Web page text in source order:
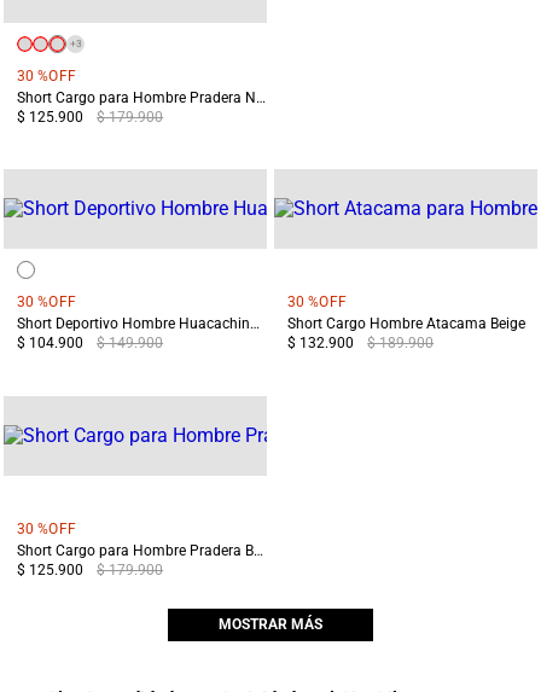
+3
30 %OFF
Short Cargo para Hombre Pradera Negro
$ 125.900
$ 179.900
30 %OFF
Short Deportivo Hombre Huacachina Gris
$ 104.900
$ 149.900
30 %OFF
Short Cargo Hombre Atacama Beige
$ 132.900
$ 189.900
30 %OFF
Short Cargo para Hombre Pradera Beige
$ 125.900
$ 179.900
MOSTRAR MÁS